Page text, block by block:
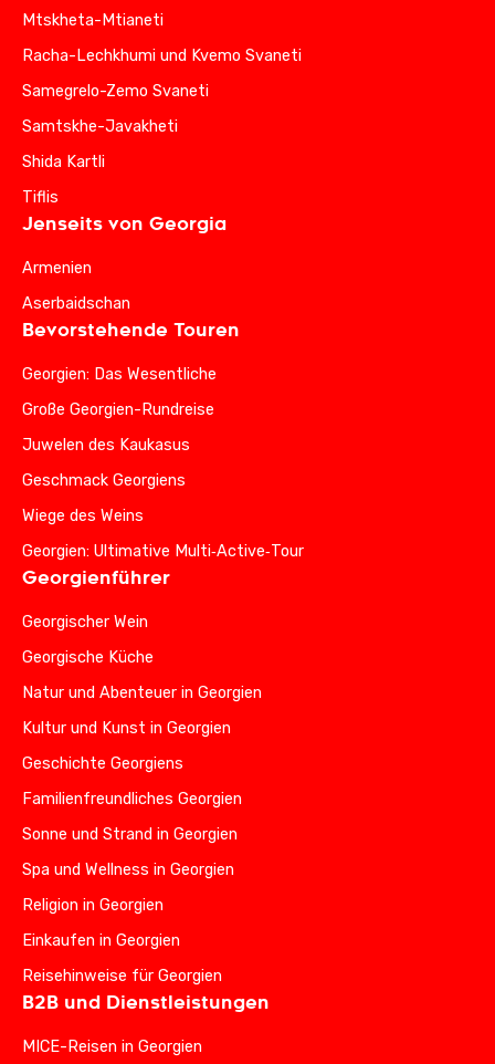
Mtskheta-Mtianeti
Racha-Lechkhumi und Kvemo Svaneti
Samegrelo-Zemo Svaneti
Samtskhe-Javakheti
Shida Kartli
Tiflis
Jenseits von Georgia
Armenien
Aserbaidschan
Bevorstehende Touren
Georgien: Das Wesentliche
Große Georgien-Rundreise
Juwelen des Kaukasus
Geschmack Georgiens
Wiege des Weins
Georgien: Ultimative Multi‑Active‑Tour
Georgienführer
Georgischer Wein
Georgische Küche
Natur und Abenteuer in Georgien
Kultur und Kunst in Georgien
Geschichte Georgiens
Familienfreundliches Georgien
Sonne und Strand in Georgien
Spa und Wellness in Georgien
Religion in Georgien
Einkaufen in Georgien
Reisehinweise für Georgien
B2B und Dienstleistungen
MICE-Reisen in Georgien